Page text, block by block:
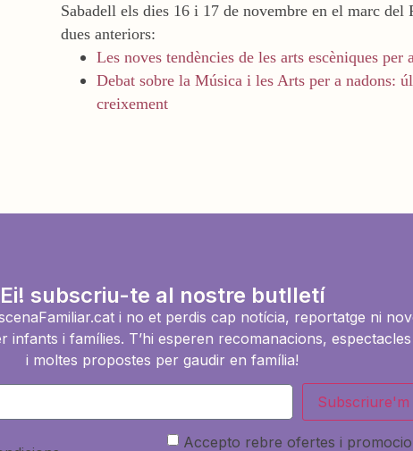
Sabadell els dies 16 i 17 de novembre en el marc
dues anteriors:
Les noves tendències de les arts escèniques
Debat sobre la Música i les Arts per a nadons:
creixement
Ei! subscriu-te al nostre butlletí
i no et perdis cap notícia, reportatge ni
infants i famílies. T’hi esperen recomanacions,
i moltes propostes per gaudir en família!
Subscriure'm
Accepto rebre ofertes i